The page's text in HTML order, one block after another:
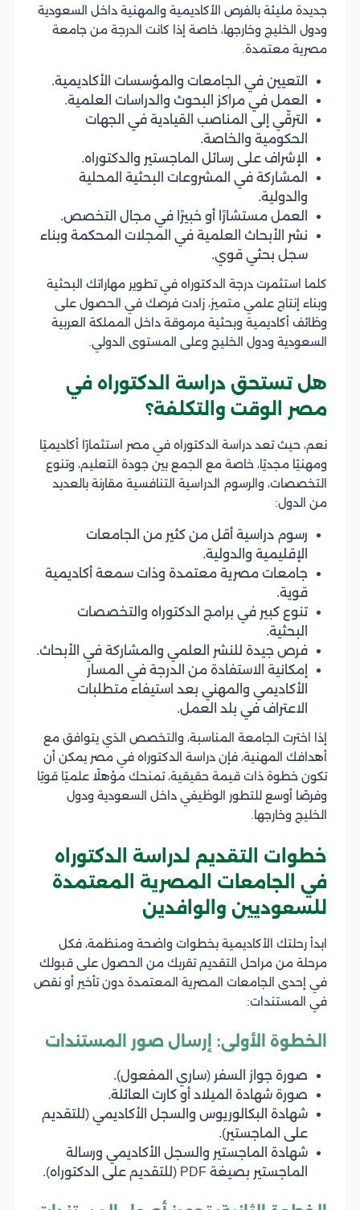
جديدة مليئة بالفرص الأكاديمية والمهنية داخل السعودية
ودول الخليج وخارجها، خاصة إذا كانت الدرجة من جامعة
مصرية معتمدة.
التعيين في الجامعات والمؤسسات الأكاديمية.
العمل في مراكز البحوث والدراسات العلمية.
الترقّي إلى المناصب القيادية في الجهات
الحكومية والخاصة.
الإشراف على رسائل الماجستير والدكتوراه.
المشاركة في المشروعات البحثية المحلية
والدولية.
العمل مستشارًا أو خبيرًا في مجال التخصص.
نشر الأبحاث العلمية في المجلات المحكمة وبناء
سجل بحثي قوي.
كلما استثمرت درجة الدكتوراه في تطوير مهاراتك البحثية
وبناء إنتاج علمي متميز، زادت فرصك في الحصول على
وظائف أكاديمية وبحثية مرموقة داخل المملكة العربية
السعودية ودول الخليج وعلى المستوى الدولي.
هل تستحق دراسة الدكتوراه في
مصر الوقت والتكلفة؟
نعم، حيث تعد دراسة الدكتوراه في مصر استثمارًا أكاديميًا
ومهنيًا مجديًا، خاصة مع الجمع بين جودة التعليم، وتنوع
التخصصات، والرسوم الدراسية التنافسية مقارنة بالعديد
من الدول:
رسوم دراسية أقل من كثير من الجامعات
الإقليمية والدولية.
جامعات مصرية معتمدة وذات سمعة أكاديمية
قوية.
تنوع كبير في برامج الدكتوراه والتخصصات
البحثية.
فرص جيدة للنشر العلمي والمشاركة في الأبحاث.
إمكانية الاستفادة من الدرجة في المسار
الأكاديمي والمهني بعد استيفاء متطلبات
الاعتراف في بلد العمل.
إذا اخترت الجامعة المناسبة، والتخصص الذي يتوافق مع
أهدافك المهنية، فإن دراسة الدكتوراه في مصر يمكن أن
تكون خطوة ذات قيمة حقيقية، تمنحك مؤهلًا علميًا قويًا
وفرصًا أوسع للتطور الوظيفي داخل السعودية ودول
الخليج وخارجها.
خطوات التقديم لدراسة الدكتوراه
في الجامعات المصرية المعتمدة
للسعوديين والوافدين
ابدأ رحلتك الأكاديمية بخطوات واضحة ومنظمة، فكل
مرحلة من مراحل التقديم تقربك من الحصول على قبولك
في إحدى الجامعات المصرية المعتمدة دون تأخير أو نقص
في المستندات:
الخطوة الأولى: إرسال صور المستندات
صورة جواز السفر (ساري المفعول).
صورة شهادة الميلاد أو كارت العائلة.
شهادة البكالوريوس والسجل الأكاديمي (للتقديم
على الماجستير).
شهادة الماجستير والسجل الأكاديمي ورسالة
الماجستير بصيغة PDF (للتقديم على الدكتوراه).